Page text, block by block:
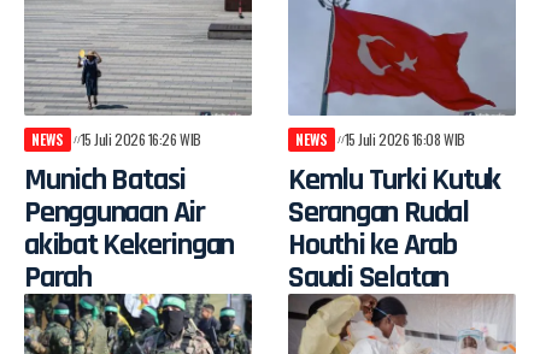
NEWS 15 Juli 2026 16:26 WIB
Munich Batasi
Penggunaan Air
akibat Kekeringan
Parah
NEWS 15 Juli 2026 16:08 WIB
Kemlu Turki Kutuk
Serangan Rudal
Houthi ke Arab
Saudi Selatan